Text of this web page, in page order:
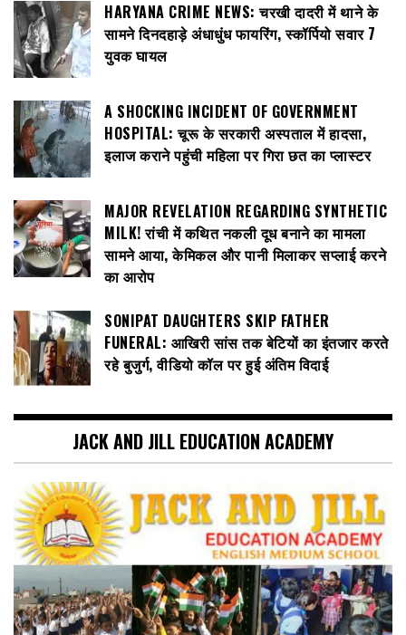
HARYANA CRIME NEWS: चरखी दादरी में थाने के
सामने दिनदहाड़े अंधाधुंध फायरिंग, स्कॉर्पियो सवार 7
युवक घायल
A SHOCKING INCIDENT OF GOVERNMENT
HOSPITAL: चूरू के सरकारी अस्पताल में हादसा,
इलाज कराने पहुंची महिला पर गिरा छत का प्लास्टर
MAJOR REVELATION REGARDING SYNTHETIC
MILK! रांची में कथित नकली दूध बनाने का मामला
सामने आया, केमिकल और पानी मिलाकर सप्लाई करने
का आरोप
SONIPAT DAUGHTERS SKIP FATHER
FUNERAL: आखिरी सांस तक बेटियों का इंतजार करते
रहे बुजुर्ग, वीडियो कॉल पर हुई अंतिम विदाई
JACK AND JILL EDUCATION ACADEMY